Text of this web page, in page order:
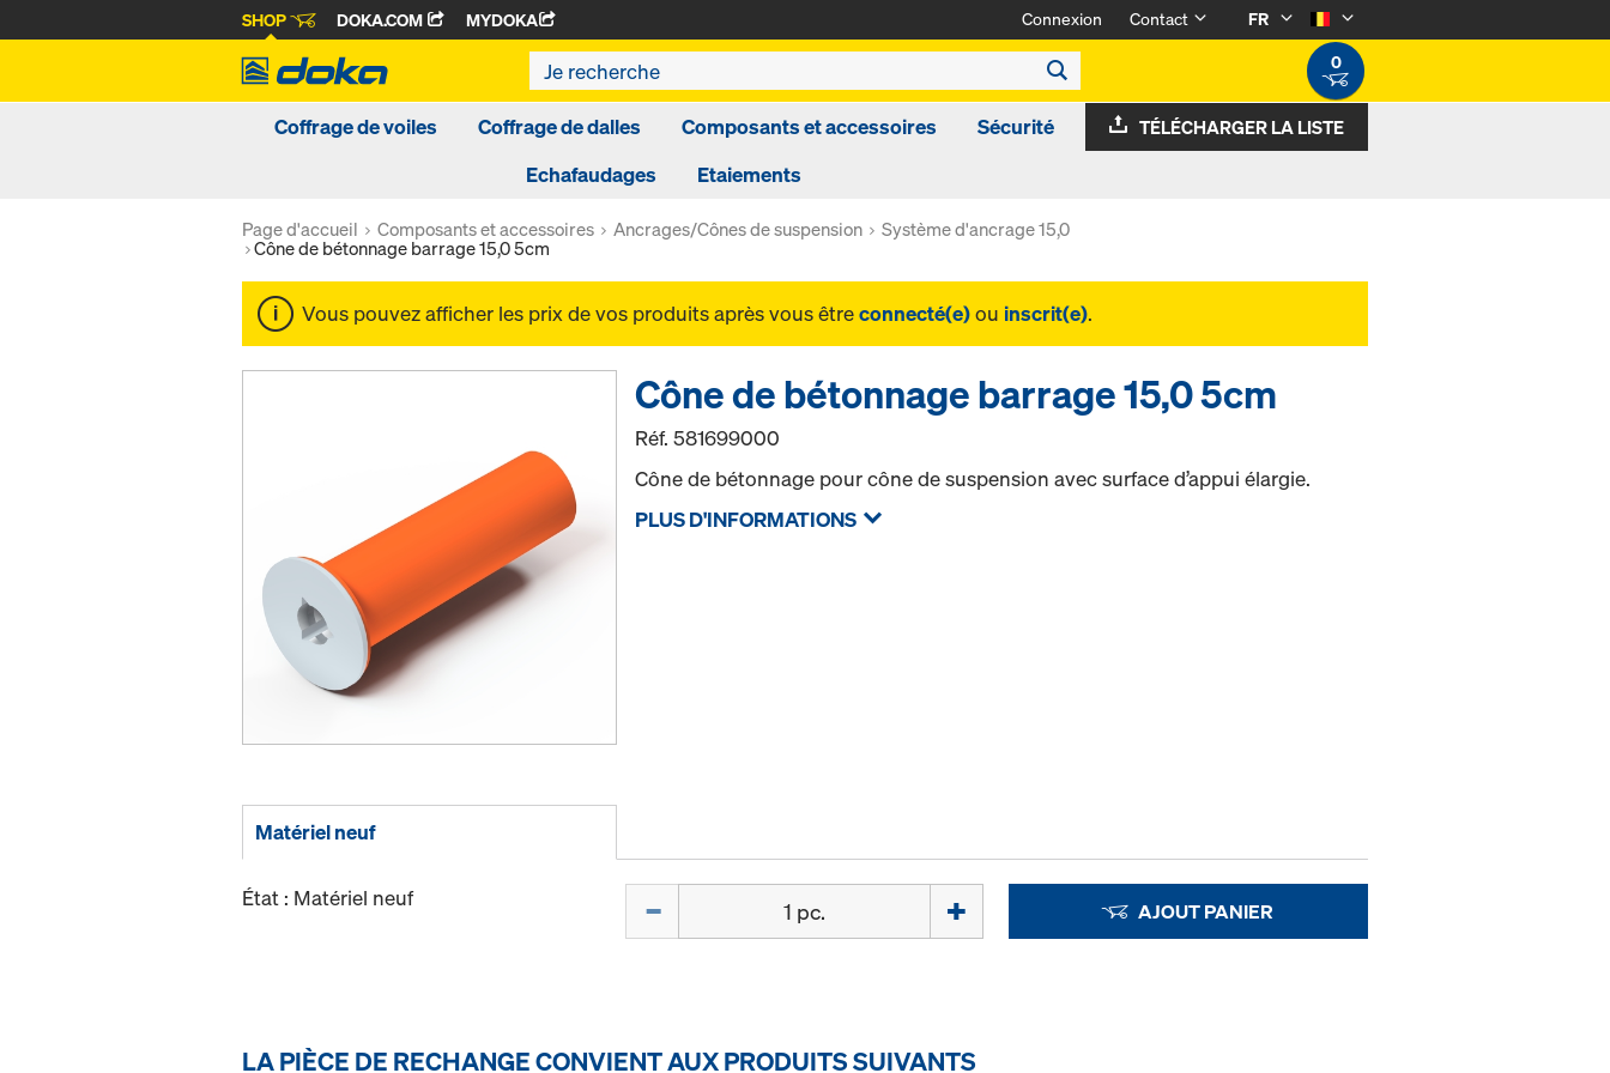
SHOP DOKA.COM MYDOKA Connexion Contact
FR
0
Coffrage de voiles Coffrage de dalles Composants et accessoires
Sécurité
Echafaudages
Etaiements
TÉLÉCHARGER LA LISTE
Page d'accueil Composants et accessoires Ancrages/Cônes de suspension
Système d'ancrage 15,0
Cône de bétonnage barrage 15,0 5cm
Vous pouvez afficher les prix de vos produits après vous êtreconnecté(e)ou inscrit(e).
Cône de bétonnage barrage 15,0 5cm
Réf.581699000
Cône de bétonnage pour cône de suspension avec surface d’appui élargie.
PLUS D'INFORMATIONS
Matériel neuf
État : Matériel neuf AJOUT PANIER
LA PIÈCE DE RECHANGE CONVIENT AUX PRODUITS SUIVANTS